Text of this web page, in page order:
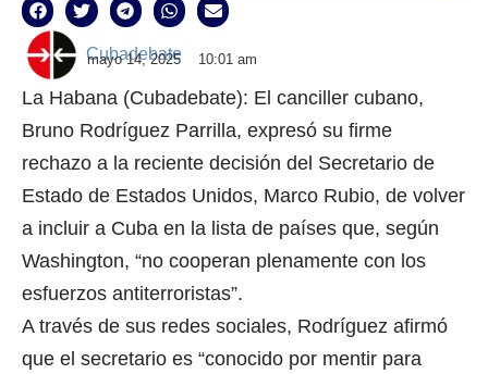
Cubadebate
mayo 14, 2025 10:01 am
La Habana (Cubadebate): El canciller cubano,
Bruno Rodríguez Parrilla, expresó su firme
rechazo a la reciente decisión del Secretario de
Estado de Estados Unidos, Marco Rubio, de volver
a incluir a Cuba en la lista de países que, según
Washington, “no cooperan plenamente con los
esfuerzos antiterroristas”.
A través de sus redes sociales, Rodríguez afirmó
que el secretario es “conocido por mentir para